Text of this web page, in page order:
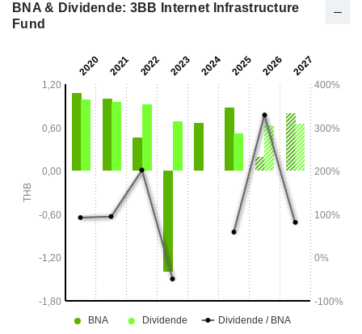
BNA & Dividende: 3BB Internet Infrastructure
Fund